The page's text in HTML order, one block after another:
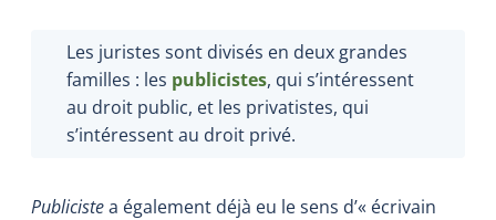
Les juristes sont divisés en deux grandes
familles : les publicistes, qui s’intéressent
au droit public, et les privatistes, qui
s’intéressent au droit privé.
Publicistea également déjà eu le sens d’« écrivain